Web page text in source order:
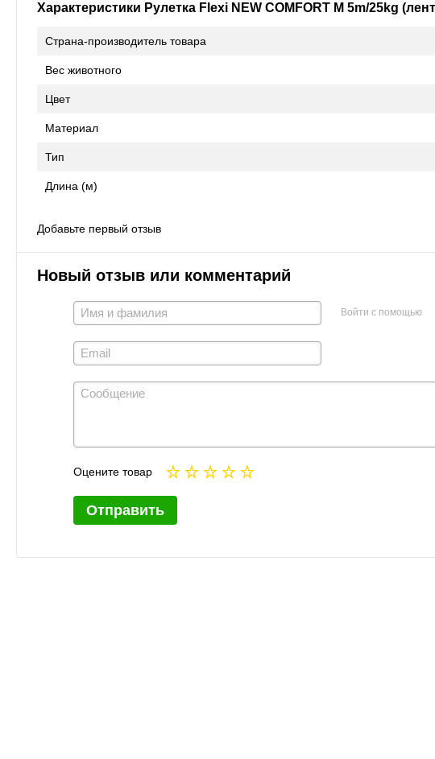
Характеристики Рулетка Flexi NEW COMFORT M 5m/25kg
Страна-производитель товара
Вес животного
Цвет
Материал
Тип
Длина (м)
Добавьте первый отзыв
Новый отзыв или комментарий
Войти с помощью
Оцените товар
Отправить